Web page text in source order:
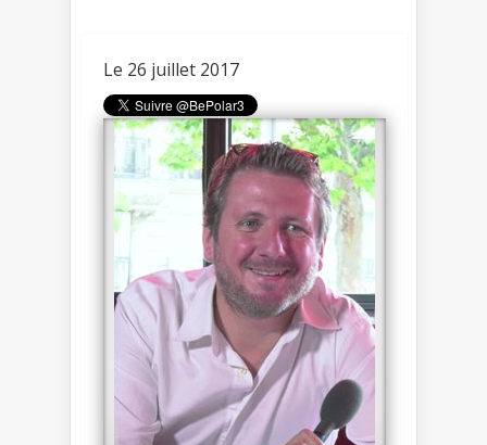
Le 26 juillet 2017